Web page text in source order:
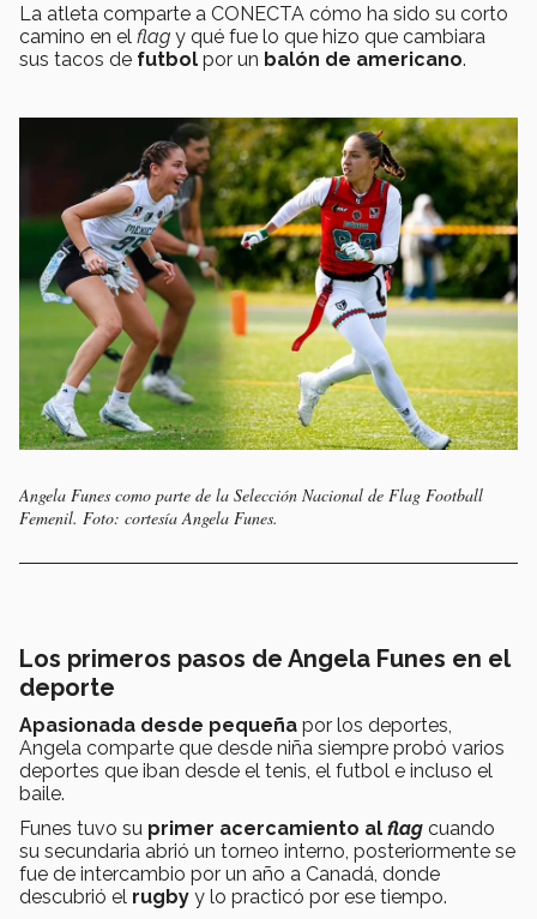
La atleta comparte a CONECTA cómo ha sido su corto
camino en el flag y qué fue lo que hizo que cambiara
sus tacos de futbol por un balón de americano.
Angela Funes como parte de la Selección Nacional de Flag Football
Femenil. Foto: cortesía Angela Funes.
Los primeros pasos de Angela Funes en el
deporte
Apasionada desde pequeña por los deportes,
Angela comparte que desde niña siempre probó varios
deportes que iban desde el tenis, el futbol e incluso el
baile.
Funes tuvo su primer acercamiento al flag cuando
su secundaria abrió un torneo interno, posteriormente se
fue de intercambio por un año a Canadá, donde
descubrió el rugby y lo practicó por ese tiempo.